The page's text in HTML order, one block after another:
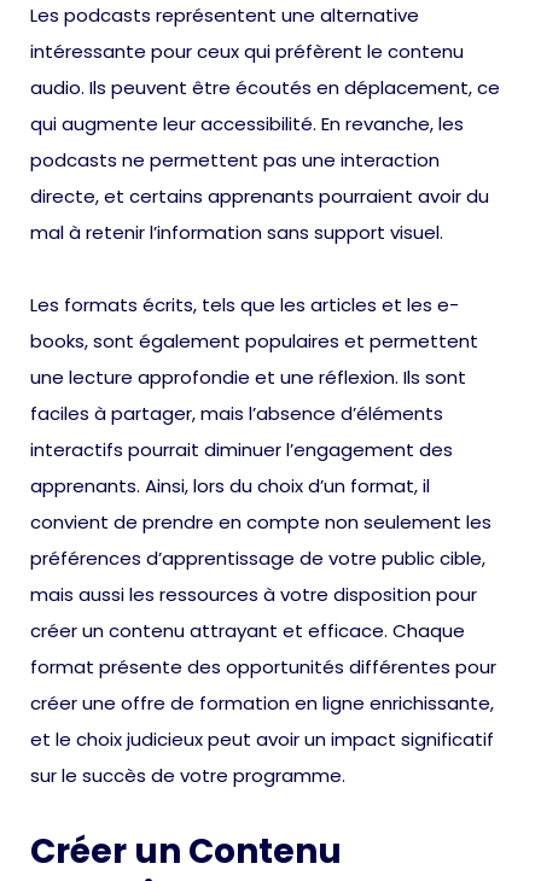
Les podcasts représentent une alternative
intéressante pour ceux qui préfèrent le contenu
audio. Ils peuvent être écoutés en déplacement, ce
qui augmente leur accessibilité. En revanche, les
podcasts ne permettent pas une interaction
directe, et certains apprenants pourraient avoir du
mal à retenir l’information sans support visuel.
Les formats écrits, tels que les articles et les e-
books, sont également populaires et permettent
une lecture approfondie et une réflexion. Ils sont
faciles à partager, mais l’absence d’éléments
interactifs pourrait diminuer l’engagement des
apprenants. Ainsi, lors du choix d’un format, il
convient de prendre en compte non seulement les
préférences d’apprentissage de votre public cible,
mais aussi les ressources à votre disposition pour
créer un contenu attrayant et efficace. Chaque
format présente des opportunités différentes pour
créer une offre de formation en ligne enrichissante,
et le choix judicieux peut avoir un impact significatif
sur le succès de votre programme.
Créer un Contenu